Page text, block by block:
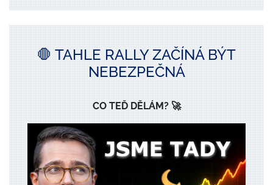
🛑 TAHLE RALLY ZAČÍNÁ BÝT
NEBEZPEČNÁ
CO TEĎ DĚLÁM? 🚀